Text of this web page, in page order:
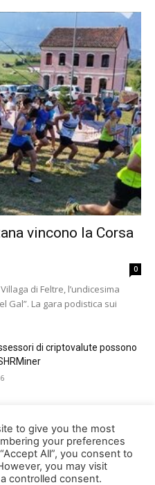
vincono la Corsa
0
di Feltre, l’undicesima
Gal”. La gara podistica sui
di criptovalute possono
a Lamosano per Alpago Sky
to give you the most
your preferences
All”, you consent to
you may visit
controlled consent.